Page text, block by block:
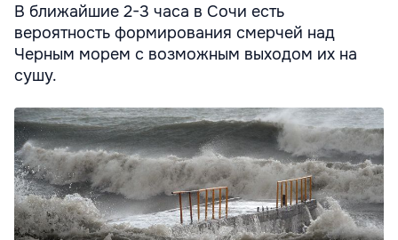
В ближайшие 2-3 часа в Сочи есть
вероятность формирования смерчей над
Черным морем с возможным выходом их на
сушу.